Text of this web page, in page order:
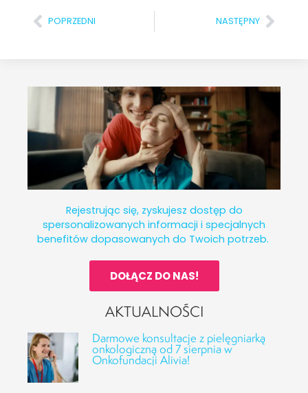
POPRZEDNI NASTĘPNY
Rejestrując się, zyskujesz dostęp do
spersonalizowanych informacji i specjalnych
benefitów dopasowanych do Twoich potrzeb.
DOŁĄCZ DO NAS!
AKTUALNOŚCI
Darmowe konsultacje z pielęgniarką
onkologiczną od 7 sierpnia w
Onkofundacji Alivia!